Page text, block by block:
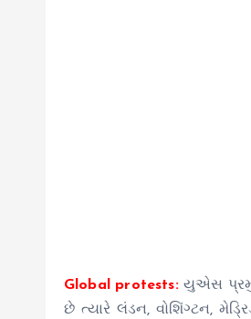
Global protests:યુએસ પ્રમુખ
છે ત્યારે લંડન, વોશિંગ્ટન,